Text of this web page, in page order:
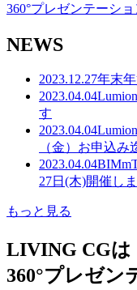
360°プレゼンテーシ
NEWS
2023.12.27年末
2023.04.04
す
2023.04.04
（金）お申込み
2023.04.04
27日(木)開催し
もっと見る
LIVING CGは
360°プレゼン